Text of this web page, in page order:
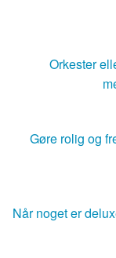
Orkester
Gøre rolig og
Når noget er